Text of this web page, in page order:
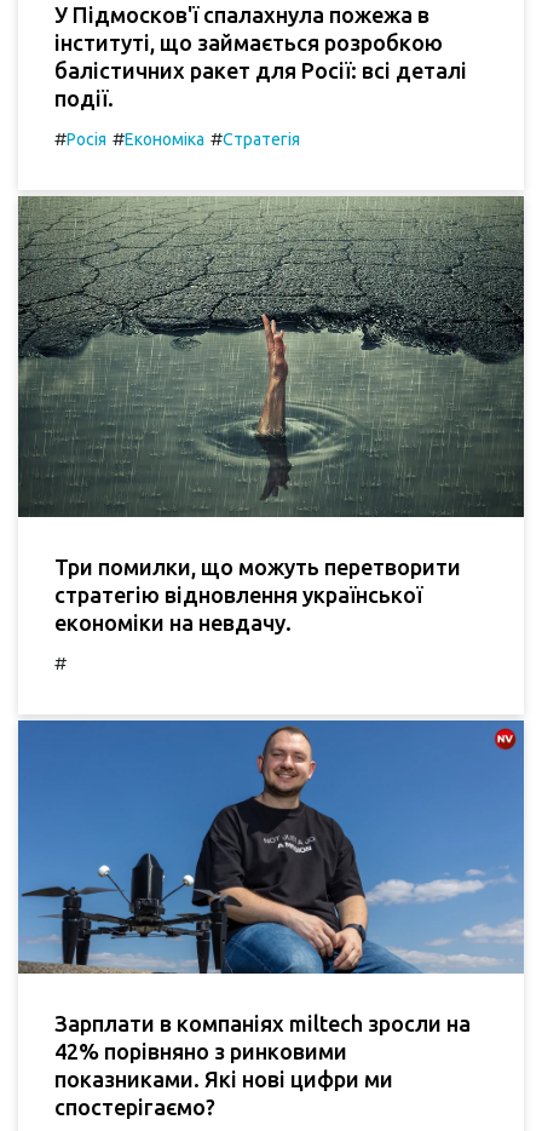
У Підмосков'ї спалахнула пожежа в
інституті, що займається розробкою
балістичних ракет для Росії: всі деталі
події.
#Росія #Економіка #Стратегія
Три помилки, що можуть перетворити
стратегію відновлення української
економіки на невдачу.
#
Зарплати в компаніях miltech зросли на
42% порівняно з ринковими
показниками. Які нові цифри ми
спостерігаємо?